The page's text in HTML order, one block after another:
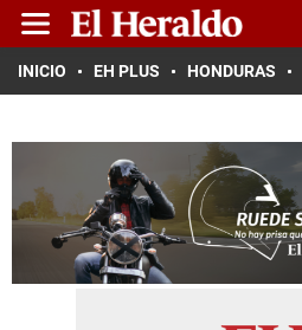
INICIO EH PLUS HONDURAS